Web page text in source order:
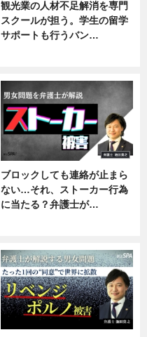
観光業の人材不足解消を専門
スクールが担う。学生の留学
サポートも行うバン…
ブロックしても連絡が止まら
ない…それ、ストーカー行為
に当たる？弁護士が…